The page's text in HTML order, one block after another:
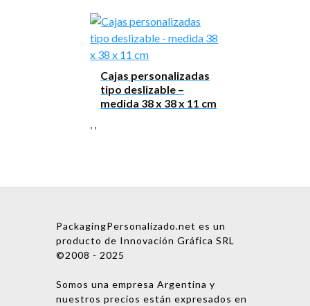
Cajas personalizadas
tipo deslizable –
medida 38 x 38 x 11 cm
, ,
PackagingPersonalizado.net es un
producto de Innovación Gráfica SRL
©2008 - 2025
Somos una empresa Argentina y
nuestros precios están expresados en